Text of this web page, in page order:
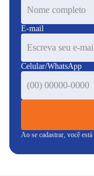
E-mail
Celular/WhatsApp
Ao se cadastrar, você